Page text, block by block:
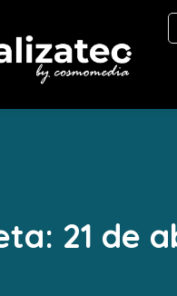
21 de